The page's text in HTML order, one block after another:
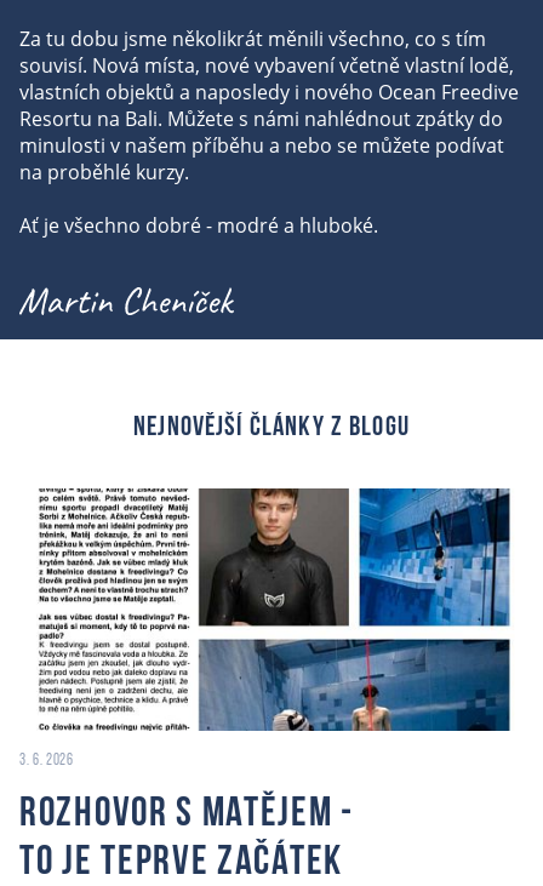
Za tu dobu jsme několikrát měnili všechno, co s tím
souvisí. Nová místa, nové vybavení včetně vlastní lodě,
vlastních objektů a naposledy i nového Ocean Freedive
Resortu na Bali. Můžete s námi nahlédnout zpátky do
minulosti v našem příběhu a nebo se můžete podívat
na proběhlé kurzy.
Ať je všechno dobré - modré a hluboké.
nejnovější články z blogu
3. 6. 2026
Rozhovor s Matějem -
to je teprve začátek